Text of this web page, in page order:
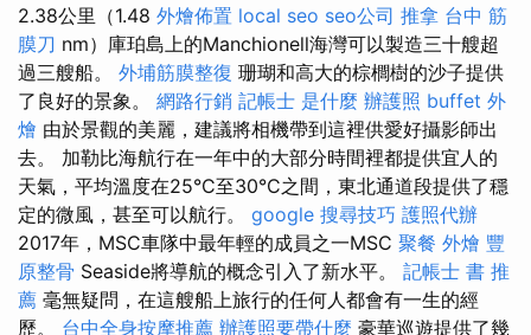
2.38公里（1.48 外燴佈置 local seo seo公司 推拿 台中 筋
膜刀 nm）庫珀島上的Manchionell海灣可以製造三十艘超
過三艘船。 外埔筋膜整復 珊瑚和高大的棕櫚樹的沙子提供
了良好的景象。 網路行銷 記帳士 是什麼 辦護照 buffet 外
燴 由於景觀的美麗，建議將相機帶到這裡供愛好攝影師出
去。 加勒比海航行在一年中的大部分時間裡都提供宜人的
天氣，平均溫度在25°C至30°C之間，東北通道段提供了穩
定的微風，甚至可以航行。 google 搜尋技巧 護照代辦
2017年，MSC車隊中最年輕的成員之一MSC 聚餐 外燴 豐
原整骨 Seaside將導航的概念引入了新水平。 記帳士 書 推
薦 毫無疑問，在這艘船上旅行的任何人都會有一生的經
歷。 台中全身按摩推薦 辦護照要帶什麼 豪華巡遊提供了幾